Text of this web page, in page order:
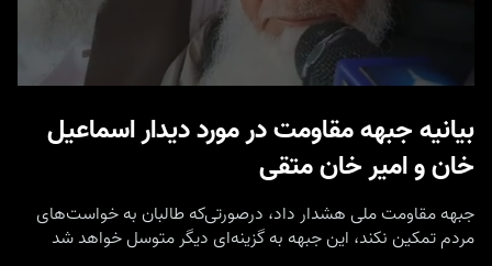
بیانیه جبهه مقاومت در مورد دیدار اسماعیل
خان و امیر خان متقی
جبهه مقاومت ملی هشدار داد، درصورتی‌که طالبان به خواست‌های
مردم تمکین نکند، این جبهه به گزینه‌ای دیگر متوسل خواهد شد